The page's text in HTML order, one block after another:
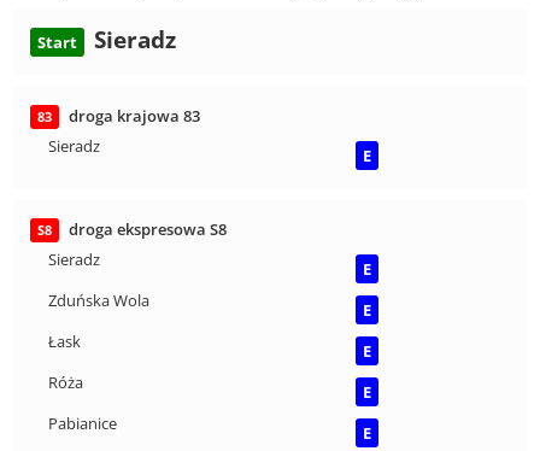
Start Sieradz
83
droga krajowa 83
Sieradz
E
S8
droga ekspresowa S8
Sieradz
E
Zduńska Wola
E
Łask
E
Róża
E
Pabianice
E